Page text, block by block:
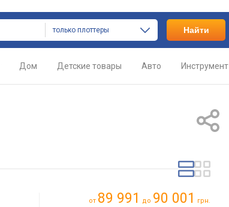
только плоттеры Найти
Дом Детские товары Авто Инструмент
от 89 991 до 90 001 грн.